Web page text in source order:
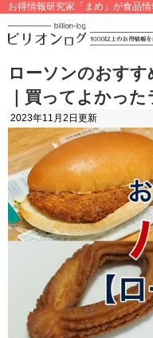
お得情報研究家「まめ」が食品
ローソンのおす
｜買ってよかっ
2023年11月2日 更新